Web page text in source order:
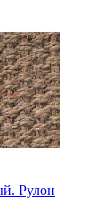
Рулон